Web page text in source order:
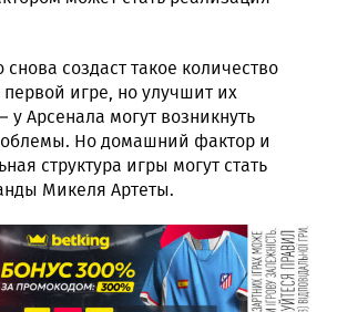
снова создаст такое количество
игре, но улучшит их
Арсенала могут возникнуть
Но домашний фактор и
структура игры могут стать
Микеля Артеты.